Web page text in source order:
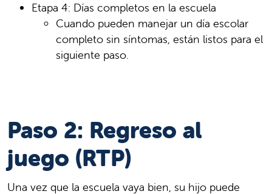
Etapa 4: Días completos en la escuela
Cuando pueden manejar un día escolar
completo sin síntomas, están listos para el
siguiente paso.
Paso 2: Regreso al
juego (RTP)
Una vez que la escuela vaya bien, su hijo puede